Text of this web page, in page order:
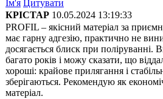
Ім'я Цитувати
КРІСТАР 10.05.2024 13:19:33
PROFIL – якісний матеріал за
має гарну адгезію, практично не
досягається блиск при
багато років і можу сказати, що
хороші: крайове прилягання і
зберігаються. Рекомендую як
матеріал.